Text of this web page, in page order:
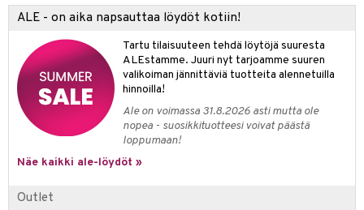
ALE - on aika napsauttaa löydöt kotiin!
Tartu tilaisuuteen tehdä löytöjä suuresta
ALEstamme. Juuri nyt tarjoamme suuren
valikoiman jännittäviä tuotteita alennetuilla
hinnoilla!
Ale on voimassa 31.8.2026 asti mutta ole
nopea - suosikkituotteesi voivat päästä
loppumaan!
Näe kaikki ale-löydöt »
Outlet
Päivävoide
/ Kajaali
Set
tuotteet
hoito
poisto
hoito
tuotteet
shave lotion
de cologne
de toilette
tuotteet
poisto
hoito
1: Puhdistus